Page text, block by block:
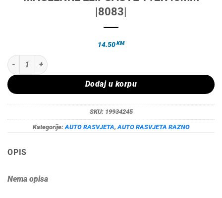
|8083|
14.50KM
MAGLENKE ELIPSASTE 112X48mm |8083| količina
Dodaj u korpu
SKU: 19934245
Kategorije:AUTO RASVJETA,AUTO RASVJETA RAZNO
OPIS
Nema opisa